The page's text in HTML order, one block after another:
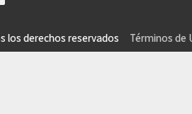
los derechos reservados Términos de